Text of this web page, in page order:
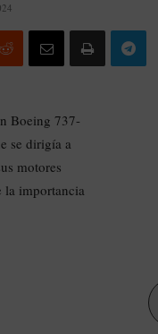
Boeing 737-
se dirigía a
motores
la importancia